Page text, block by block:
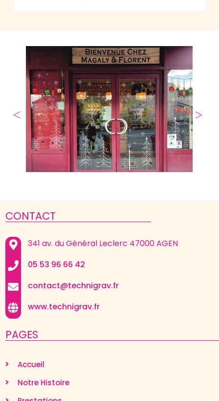
Agrandir
CONTACT
341 av. du Général Leclerc 47000 AGEN
05 53 96 66 42
contact@technigrav.fr
www.technigrav.fr
PAGES
Accueil
Notre Histoire